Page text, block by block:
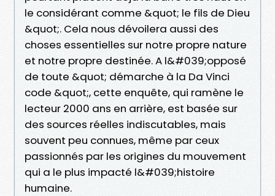
le considérant comme &quot; le fils de Dieu
&quot;. Cela nous dévoilera aussi des
choses essentielles sur notre propre nature
et notre propre destinée. A l&#039;opposé
de toute &quot; démarche à la Da Vinci
code &quot;, cette enquête, qui ramène le
lecteur 2000 ans en arrière, est basée sur
des sources réelles indiscutables, mais
souvent peu connues, même par ceux
passionnés par les origines du mouvement
qui a le plus impacté l&#039;histoire
humaine.